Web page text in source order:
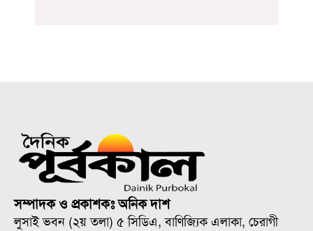
সম্পাদক ও প্রকাশকঃ অনিক দাশ
লুসাই ভবন (২য় তলা) ৫ সিডিএ, বাণিজ্যিক এলাকা, চেরাগী